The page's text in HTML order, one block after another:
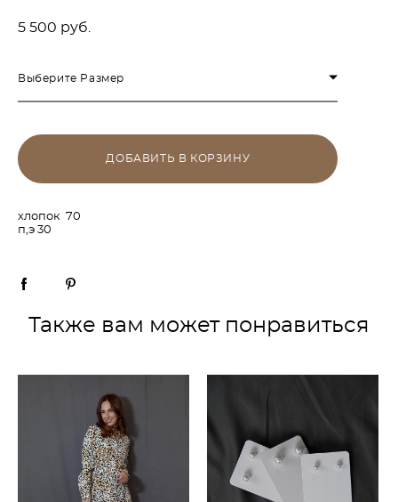
5 500 pуб.
Выберите Размер
ДОБАВИТЬ В КОРЗИНУ
хлопок 70
п,э 30
Также вам может понравиться